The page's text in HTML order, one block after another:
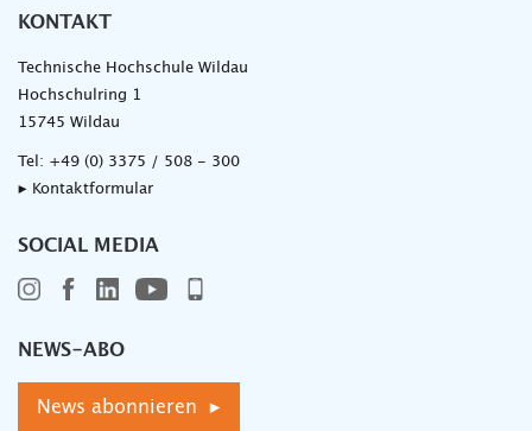
KONTAKT
Technische Hochschule Wildau
Hochschulring 1
15745 Wildau
Tel: +49 (0) 3375 / 508 - 300
▸ Kontaktformular
SOCIAL MEDIA
NEWS-ABO
News abonnieren ▸